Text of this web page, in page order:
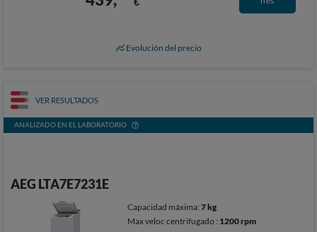
Evolución del precio
VER RESULTADOS
ANALIZADO EN EL LABORATORIO
AEG LTA7E7231E
Capacidad máxima:7 kg
Max veloc centrifugado : 1200 rpm